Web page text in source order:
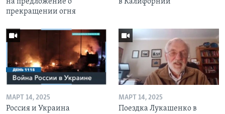
прекращении огня
МАРТ 14, 2025
Россия и Украина
МАРТ 14, 2025
Поездка Лукашенко в